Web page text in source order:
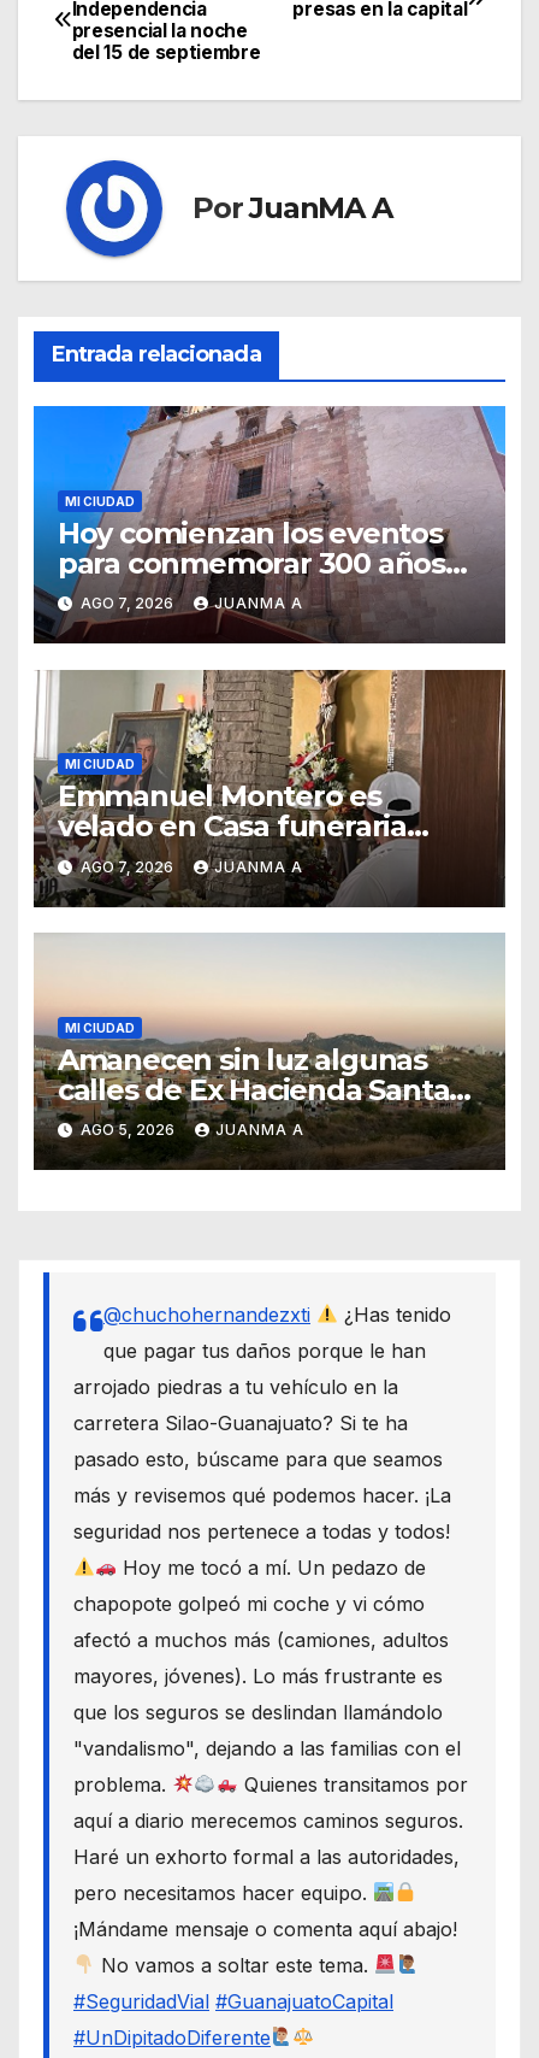
presas en la capital
Independencia
presencial la noche
del 15 de septiembre
PorJuanMA A
Entrada relacionada
MI CIUDAD
Hoy comienzan los eventos
para conmemorar 300 años
del templo de San Roque
AGO 7, 2026 JUANMA A
MI CIUDAD
Emmanuel Montero es
velado en Casa funeraria
Forasté
AGO 7, 2026 JUANMA A
MI CIUDAD
Amanecen sin luz algunas
calles de Ex Hacienda Santa
Teresa
AGO 5, 2026 JUANMA A
@chuchohernandezxti
¿Has tenido
que pagar tus daños porque le han
arrojado piedras a tu vehículo en la
carretera Silao-Guanajuato? Si te ha
pasado esto, búscame para que seamos
más y revisemos qué podemos hacer. ¡La
seguridad nos pertenece a todas y todos!
Hoy me tocó a mí. Un pedazo de
chapopote golpeó mi coche y vi cómo
afectó a muchos más (camiones, adultos
mayores, jóvenes). Lo más frustrante es
que los seguros se deslindan llamándolo
"vandalismo", dejando a las familias con el
problema.
Quienes transitamos por
aquí a diario merecemos caminos seguros.
Haré un exhorto formal a las autoridades,
pero necesitamos hacer equipo.
¡Mándame mensaje o comenta aquí abajo!
No vamos a soltar este tema.
#SeguridadVial #GuanajuatoCapital
#UnDipitadoDiferente